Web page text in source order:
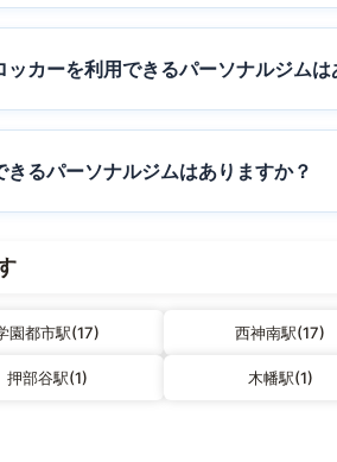
カーを利用できるパーソナルジムは
るパーソナルジムはありますか？
園都市駅(17) 西神南駅(17)
押部谷駅(1) 木幡駅(1)